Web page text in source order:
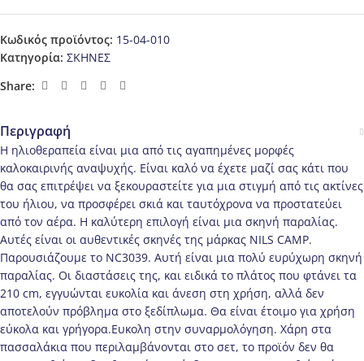
Κωδικός προϊόντος: 15-04-010
Κατηγορία: ΣΚΗΝΕΣ
Share:
Περιγραφή
Η ηλιοθεραπεία είναι μια από τις αγαπημένες μορφές
καλοκαιρινής αναψυχής. Είναι καλό να έχετε μαζί σας κάτι που
θα σας επιτρέψει να ξεκουραστείτε για μια στιγμή από τις ακτίνες
του ήλιου, να προσφέρει σκιά και ταυτόχρονα να προστατεύει
από τον αέρα. Η καλύτερη επιλογή είναι μια σκηνή παραλίας.
Αυτές είναι οι αυθεντικές σκηνές της μάρκας NILS CAMP.
Παρουσιάζουμε το NC3039. Αυτή είναι μια πολύ ευρύχωρη σκηνή
παραλίας. Οι διαστάσεις της, και ειδικά το πλάτος που φτάνει τα
210 cm, εγγυώνται ευκολία και άνεση στη χρήση, αλλά δεν
αποτελούν πρόβλημα στο ξεδίπλωμα. Θα είναι έτοιμο για χρήση
εύκολα και γρήγορα.Ευκολη στην συναρμολόγηση. Χάρη στα
πασσαλάκια που περιλαμβάνονται στο σετ, το προϊόν δεν θα